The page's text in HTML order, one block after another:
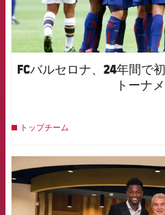
FCバルセロナ、24年間で
トーナ
トップチーム